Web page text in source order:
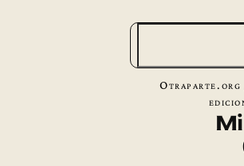
Otraparte.org